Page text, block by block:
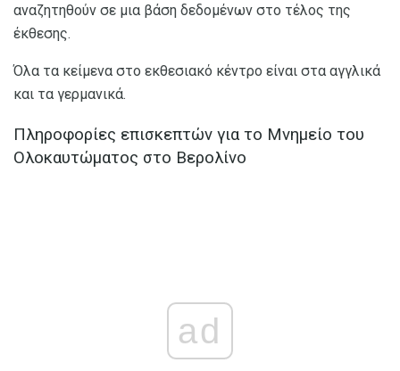
αναζητηθούν σε μια βάση δεδομένων στο τέλος της
έκθεσης.
Όλα τα κείμενα στο εκθεσιακό κέντρο είναι στα αγγλικά
και τα γερμανικά.
Πληροφορίες επισκεπτών για το Μνημείο του
Ολοκαυτώματος στο Βερολίνο
ad